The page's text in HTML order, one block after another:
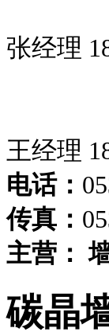
张经理
王经理
电话：
传真：
主营：
碳晶